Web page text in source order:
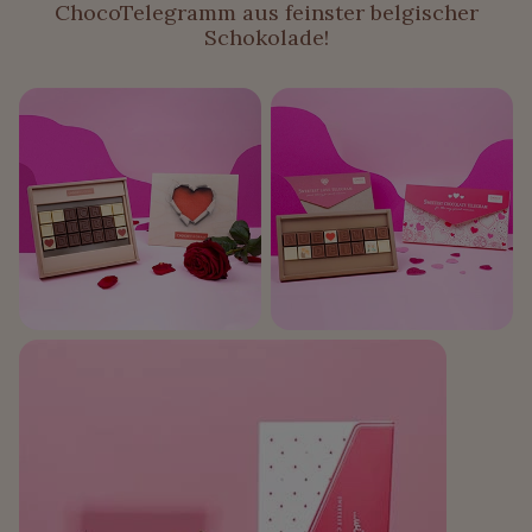
ChocoTelegramm aus feinster belgischer
Schokolade!